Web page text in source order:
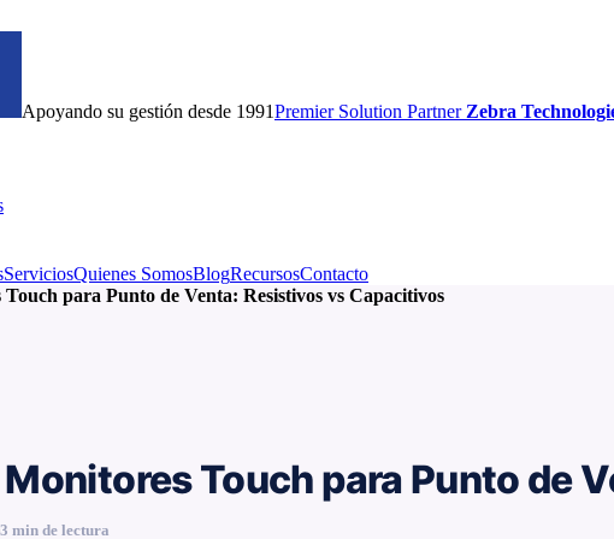
Apoyando su gestión desde 1991PremierSolution Partner Zebra
ServiciosQuienes SomosBlogRecursosContacto
para Punto de Venta: Resistivos vs Capacitivos
Touch para Punto de
3 min de lectura